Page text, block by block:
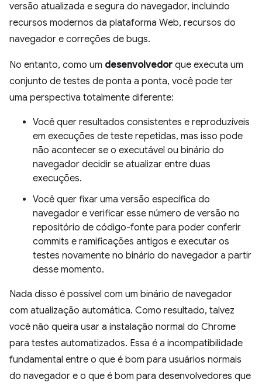
versão atualizada e segura do navegador, incluindo
recursos modernos da plataforma Web, recursos do
navegador e correções de bugs.
No entanto, como um desenvolvedor que executa um
conjunto de testes de ponta a ponta, você pode ter
uma perspectiva totalmente diferente:
Você quer resultados consistentes e reproduzíveis
em execuções de teste repetidas, mas isso pode
não acontecer se o executável ou binário do
navegador decidir se atualizar entre duas
execuções.
Você quer fixar uma versão específica do
navegador e verificar esse número de versão no
repositório de código-fonte para poder conferir
commits e ramificações antigos e executar os
testes novamente no binário do navegador a partir
desse momento.
Nada disso é possível com um binário de navegador
com atualização automática. Como resultado, talvez
você não queira usar a instalação normal do Chrome
para testes automatizados. Essa é a incompatibilidade
fundamental entre o que é bom para usuários normais
do navegador e o que é bom para desenvolvedores que